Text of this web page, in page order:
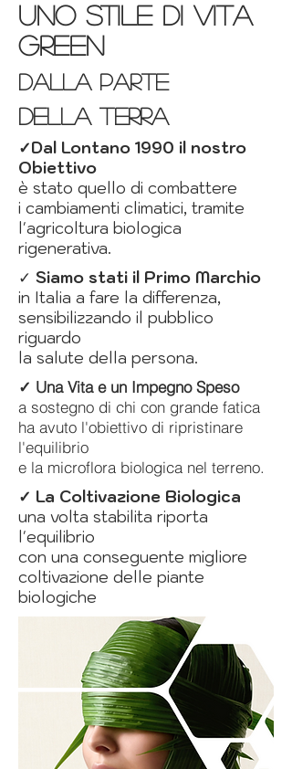
uno stile di vita
green
dalla parte
Della terra
✓Dal Lontano 1990 il nostro
Obiettivo
è stato quello di combattere
i cambiamenti climatici, tramite
l'agricoltura biologica
rigenerativa.
✓ Siamo stati il Primo Marchio
in Italia a fare la differenza,
sensibilizzando il pubblico
riguardo
la salute della persona.
✓ Una Vita e un Impegno Speso
a sostegno di chi con grande fatica
ha avuto l'obiettivo di ripristinare
l'equilibrio
e la microflora biologica nel terreno.
✓ La Coltivazione Biologica
una volta stabilita riporta
l'equilibrio
con una conseguente migliore
coltivazione delle piante
biologiche